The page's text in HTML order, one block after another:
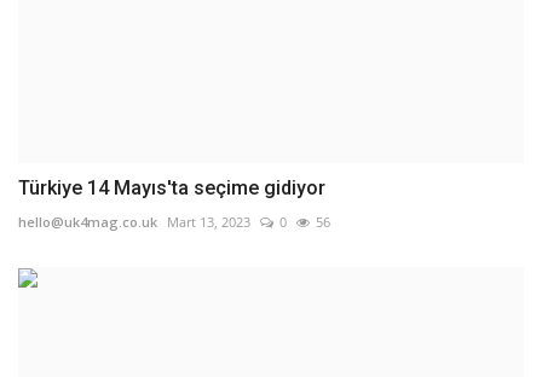
Türkiye 14 Mayıs'ta seçime gidiyor
hello@uk4mag.co.uk Mart 13, 2023 0 56